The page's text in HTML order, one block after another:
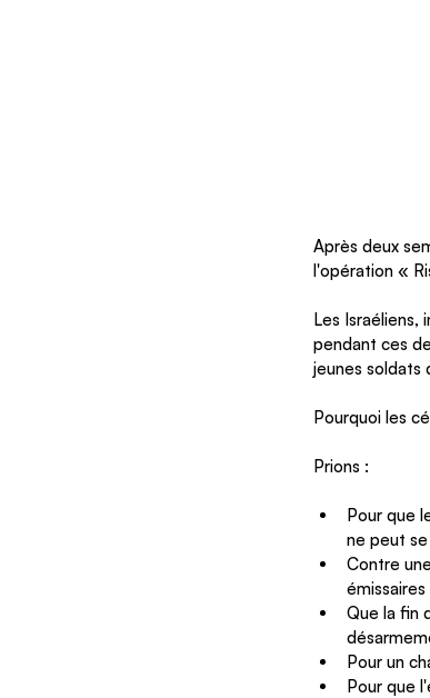
Après deux
l'opération «
Les
pendant ces
jeunes soldats
Pourquoi les
Prions :
Pour que
ne peut
Contre
émissaires
Que la fin
Pour un
Pour que